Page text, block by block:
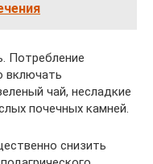
Потребление
включать
чай, несладкие
почечных камней.
снизить